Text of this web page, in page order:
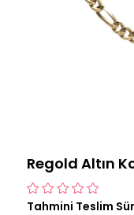
Regold Altın
Tahmini Teslim